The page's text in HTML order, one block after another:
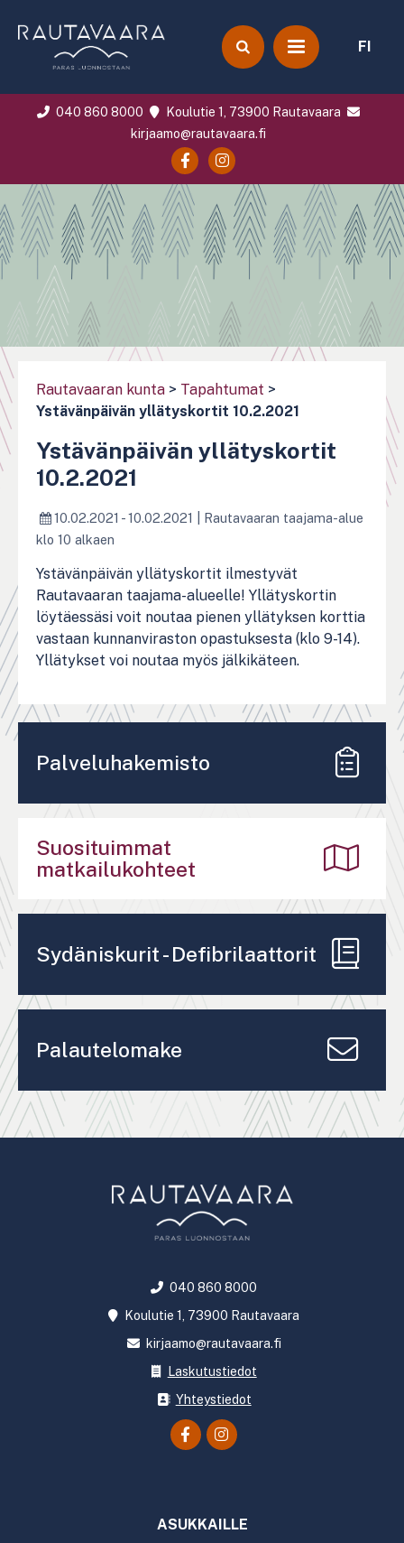
FI
040 860 8000
Koulutie 1, 73900 Rautavaara
kirjaamo@rautavaara.fi
Rautavaaran kunta > Tapahtumat >
Ystävänpäivän yllätyskortit 10.2.2021
Ystävänpäivän yllätyskortit
10.2.2021
10.02.2021 - 10.02.2021
Rautavaaran taajama-alue
klo 10 alkaen
Ystävänpäivän yllätyskortit ilmestyvät
Rautavaaran taajama-alueelle! Yllätyskortin
löytäessäsi voit noutaa pienen yllätyksen korttia
vastaan kunnanviraston opastuksesta (klo 9-14).
Yllätykset voi noutaa myös jälkikäteen.
Palveluhakemisto
Suosituimmat
matkailukohteet
Sydäniskurit - Defibrilaattorit
Palautelomake
040 860 8000
Koulutie 1, 73900 Rautavaara
kirjaamo@rautavaara.fi
Laskutustiedot
Yhteystiedot
ASUKKAILLE